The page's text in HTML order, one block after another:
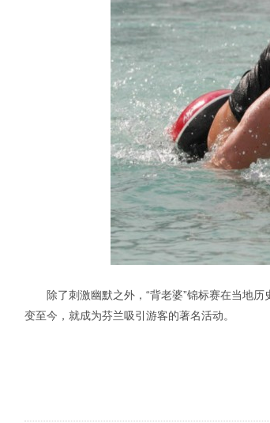
除了刺激幽默之外，“背老婆”锦标赛在当地
变至今，就成为芬兰吸引游客的著名活动。